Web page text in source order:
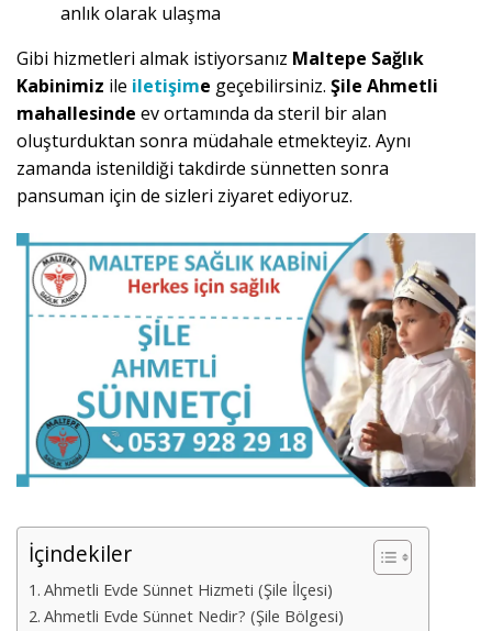
anlık olarak ulaşma
Gibi hizmetleri almak istiyorsanız Maltepe Sağlık
Kabinimiz ile iletişime geçebilirsiniz. Şile Ahmetli
mahallesinde ev ortamında da steril bir alan
oluşturduktan sonra müdahale etmekteyiz. Aynı
zamanda istenildiği takdirde sünnetten sonra
pansuman için de sizleri ziyaret ediyoruz.
İçindekiler
Ahmetli Evde Sünnet Hizmeti (Şile İlçesi)
Ahmetli Evde Sünnet Nedir? (Şile Bölgesi)